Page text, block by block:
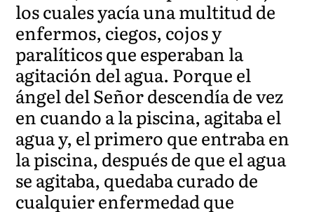
los cuales yacía una multitud de
enfermos, ciegos, cojos y
paralíticos que esperaban la
agitación del agua. Porque el
ángel del Señor descendía de vez
en cuando a la piscina, agitaba el
agua y, el primero que entraba en
la piscina, después de que el agua
se agitaba, quedaba curado de
cualquier enfermedad que